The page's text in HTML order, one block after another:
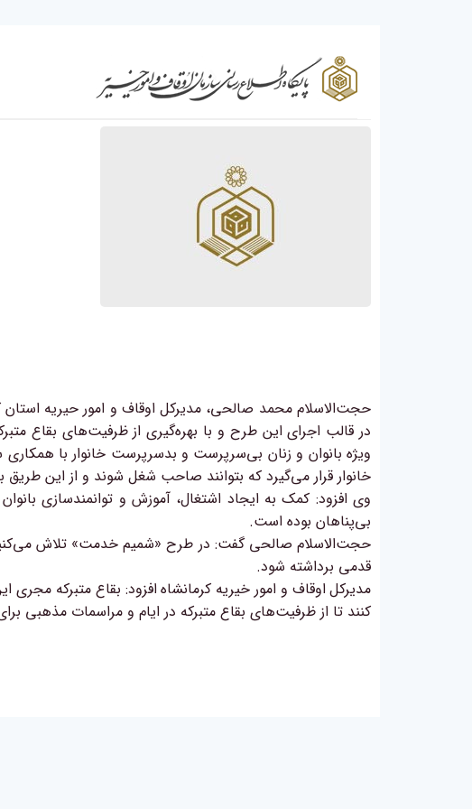
حجت‌الاسلام محمد صالحی، مدیرکل اوقاف و امور حیریه
در قالب اجرای این طرح و با بهره‌گیری از ظرفیت‌های بقاع
ویژه بانوان و زنان بی‌سرپرست و بدسرپرست خانوار با همکاری
خانوار قرار می‌گیرد که بتوانند صاحب شغل شوند و از این طریق
وی افزود: کمک به ایجاد اشتغال، آموزش و توانمندسازی
بی‌پناهان بوده است.
حجت‌الاسلام صالحی گفت: در طرح «شمیم خدمت» تلاش می‌کنیم
قدمی برداشته شود.
مدیرکل اوقاف و امور خیریه کرمانشاه افزود: بقاع متبرکه مجری
کنند تا از ظرفیت‌های بقاع متبرکه در ایام و مراسمات مذهبی